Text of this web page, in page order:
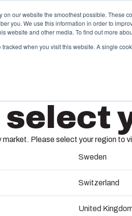
on our website the smoothest possible. These
you. We use this information in order to
website and other media. To find out more
tracked when you visit this website. A single
PartnerDownloads & News
als erstklassiger Lösungspartner
Services
select
Please select your region to
Sweden
Switzerland
United